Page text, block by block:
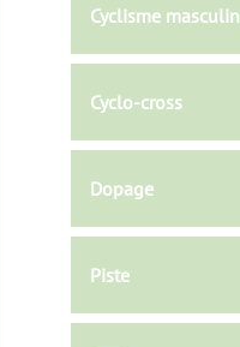
Cyclisme masculin
Cyclo-cross
Dopage
Piste